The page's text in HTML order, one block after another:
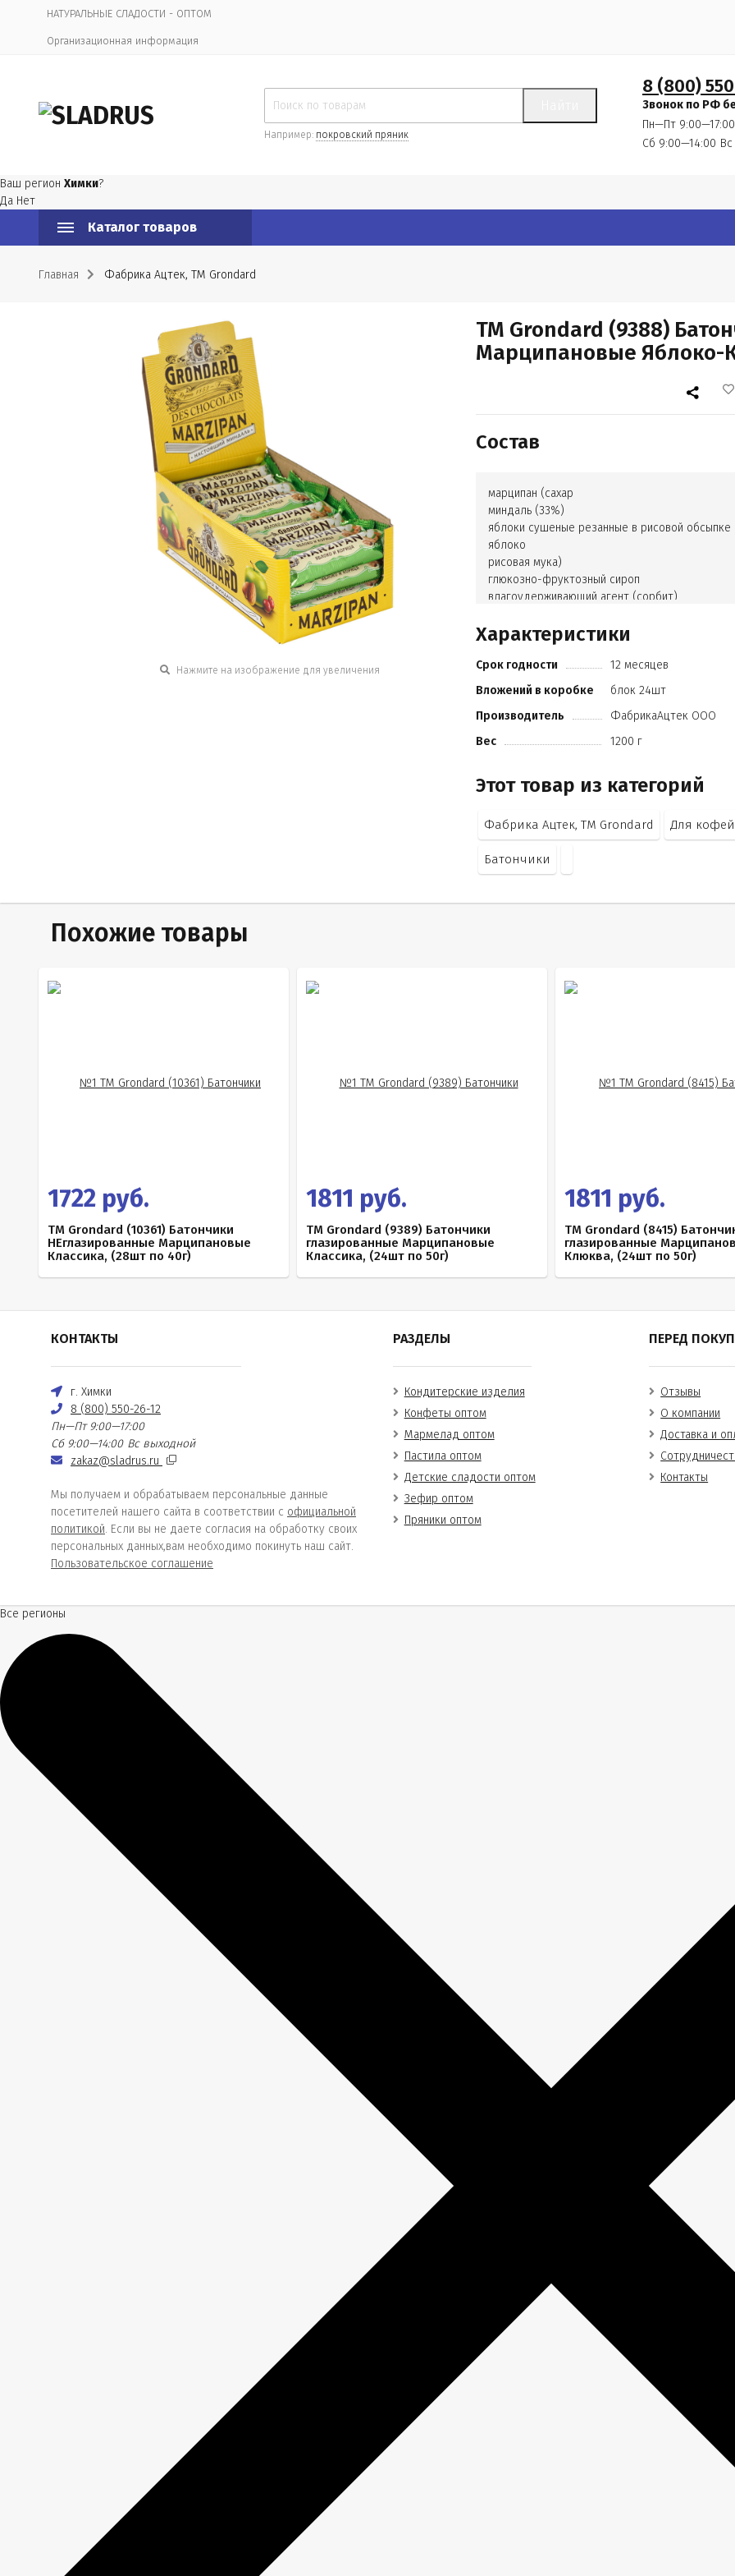
НАТУРАЛЬНЫЕ СЛАДОСТИ - ОПТОМ
Организационная информация
Например: покровский пряник
8 (800)
Звонок по РФ
Пн—Пт 9:00—17:00
Сб 9:00—14:00
Ваш регион Химки?
Да Нет
Каталог товаров
Главная Фабрика Ацтек, ТМ Grondard
Нажмите на изображение для увеличения
TM Grondard (9388)
Марципановые Яблоко-
Состав
марципан (сахар
миндаль (33%)
яблоки сушеные резанные в рисовой
яблоко
рисовая мука)
глюкозно-фруктозный сироп
влагоудерживающий агент (сорбит)
консервант (сорбат калия)
регулятор кислотности (лимонная кислота)
ароматизатор)
шоколадная молочная глазурь (сахар
какао тёртое
эквивалент какао-масла (масла
эмульгатор (соевый лецитин)
сухое цельное молоко
сухая молочная сыворотка
какао порошок
какао-масло
Е476)
Характеристики
Срок годности
12 месяцев
Вложений в коробке
блок 24шт
Производитель
ФабрикаАцтек ООО
Вес
1200 г
Этот товар из категорий
Фабрика Ацтек, ТМ Grondard Для
Батончики
Похожие товары
1722 руб.
TM Grondard (10361) Батончики
НЕглазированные Марципановые
Классика, (28шт по 40г)
1811 руб.
TM Grondard (9389) Батончики
глазированные Марципановые
Классика, (24шт по 50г)
1811 руб.
TM Grondard (8415)
глазированные
Клюква, (24шт по 50г)
КОНТАКТЫ
г. Химки
8 (800) 550-26-12
Пн—Пт 9:00—17:00
Сб 9:00—14:00 Вс выходной
zakaz@sladrus.ru
Мы получаем и обрабатываем персональные данные
посетителей нашего сайта в соответствии с официальной
политикой. Если вы не даете согласия на обработку своих
персональных данных,вам необходимо покинуть наш сайт.
Пользовательское соглашение
РАЗДЕЛЫ
Кондитерские изделия
Конфеты оптом
Мармелад оптом
Пастила оптом
Детские сладости оптом
Зефир оптом
Пряники оптом
ПЕРЕД
Отзывы
О компании
Доставка и
Контакты
Все регионы